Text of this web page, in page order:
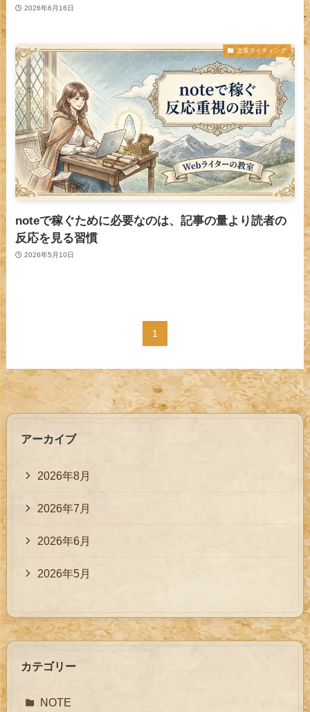
2026年6月16日
文章ライティング
noteで稼ぐために必要なのは、記事の量より読者の
反応を見る習慣
2026年5月10日
1
アーカイブ
2026年8月
2026年7月
2026年6月
2026年5月
カテゴリー
NOTE